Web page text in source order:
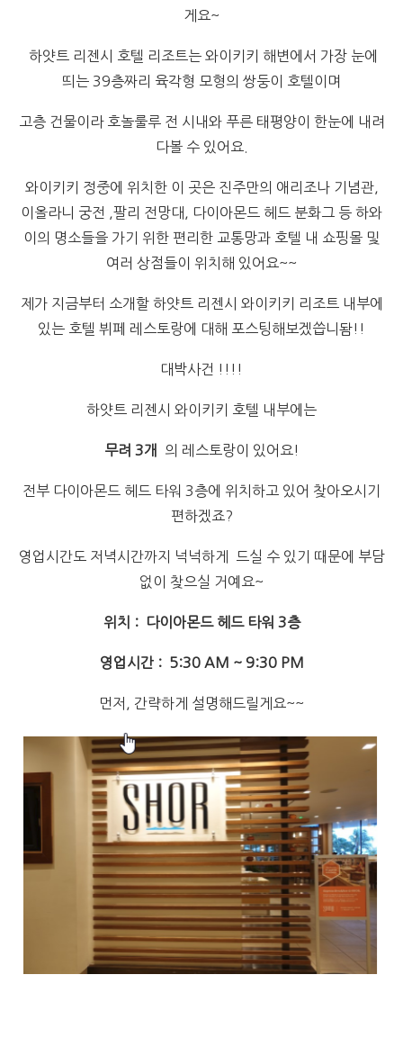
게요~
하얏트 리젠시 호텔 리조트는 와이키키 해변에서 가장 눈에
띄는 39층짜리 육각형 모형의 쌍둥이 호텔이며
고층 건물이라 호놀룰루 전 시내와 푸른 태평양이 한눈에 내려
다볼 수 있어요.
와이키키 정중에 위치한 이 곳은 진주만의 애리조나 기념관,
이올라니 궁전 ,팔리 전망대, 다이아몬드 헤드 분화그 등 하와
이의 명소들을 가기 위한 편리한 교통망과 호텔 내 쇼핑몰 및
여러 상점들이 위치해 있어요~~
제가 지금부터 소개할 하얏트 리젠시 와이키키 리조트 내부에
있는 호텔 뷔페 레스토랑에 대해 포스팅해보겠씁니돰!!
대박사건 !!!!
하얏트 리젠시 와이키키 호텔 내부에는
무려 3개 의 레스토랑이 있어요!
전부 다이아몬드 헤드 타워 3층에 위치하고 있어 찾아오시기
편하겠죠?
영업시간도 저녁시간까지 넉넉하게 드실 수 있기 때문에 부담
없이 찾으실 거예요~
위치 : 다이아몬드 헤드 타워 3층
영업시간 : 5:30 AM ~ 9:30 PM
먼저, 간략하게 설명해드릴게요~~